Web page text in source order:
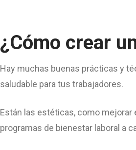
¿Cómo crear
Hay muchas buenas prácticas y
saludable para tus trabajadores.
Están las estéticas, como
programas de bienestar laboral a